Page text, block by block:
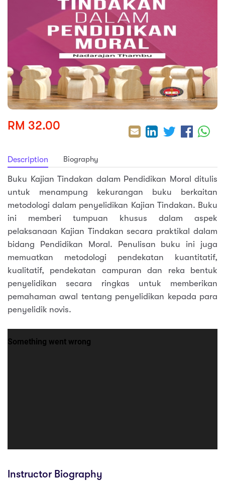
& Spirituality
RM 32.00
Description Biography
Buku Kajian Tindakan dalam Pendidikan Moral ditulis
untuk menampung kekurangan buku berkaitan
metodologi dalam penyelidikan Kajian Tindakan. Buku
ini memberi tumpuan khusus dalam aspek
pelaksanaan Kajian Tindakan secara praktikal dalam
bidang Pendidikan Moral. Penulisan buku ini juga
memuatkan metodologi pendekatan kuantitatif,
kualitatif, pendekatan campuran dan reka bentuk
penyelidikan secara ringkas untuk memberikan
pemahaman awal tentang penyelidikan kepada para
penyelidik novis.
Instructor Biography